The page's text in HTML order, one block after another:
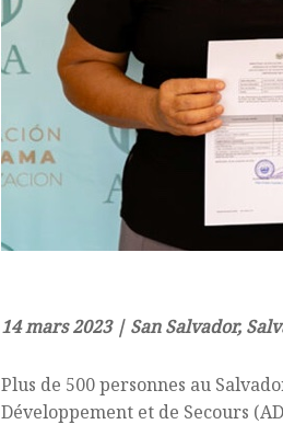
14 mars 2023 | San Salvador,
Plus de 500 personnes au
Développement et de Secours